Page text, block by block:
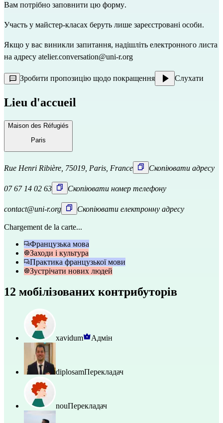
Вам потрібно заповнити цю форму.
Участь у майстер-класах беруть лише зареєстровані особи.
Якщо у вас виникли запитання, надішліть електронного листа
на адресу atelier.conversation@uni-r.org
Зробити пропозицію щодо покращення Слухати
Lieu d'accueil
Maison des Réfugiés
Paris
Rue Henri Ribière, 75019, Paris, France Скопіювати адресу
07 67 14 02 63 Скопіювати номер телефону
contact@uni-r.org Скопіювати електронну адресу
Chargement de la carte...
Французька мова
Заходи і культура
Практика французької мови
Зустрічати нових людей
12 мобілізованих контрибуторів
xavidum Адмін
diplosamПерекладач
nouПерекладач